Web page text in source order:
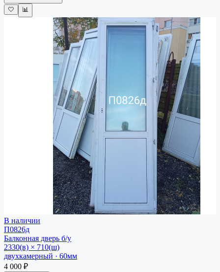
🤍
📊
В наличии
П0826д
Балконная дверь б/у
2330(в) × 710(ш)
двухкамерный · 60мм
4 000 ₽